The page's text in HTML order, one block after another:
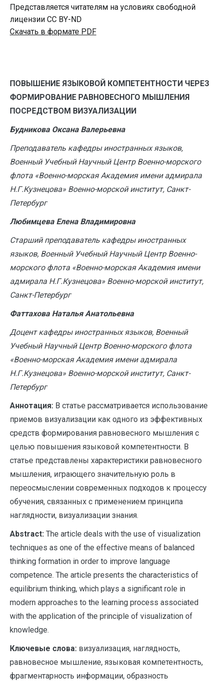
Представляется читателям на условиях свободной
лицензии CC BY-ND
Скачать в формате PDF
ПОВЫШЕНИЕ ЯЗЫКОВОЙ КОМПЕТЕНТНОСТИ ЧЕРЕЗ
ФОРМИРОВАНИЕ РАВНОВЕСНОГО МЫШЛЕНИЯ
ПОСРЕДСТВОМ ВИЗУАЛИЗАЦИИ
Будникова Оксана Валерьевна
Преподаватель кафедры иностранных языков,
Военный Учебный Научный Центр Военно-морского
флота «Военно-морская Академия имени адмирала
Н.Г.Кузнецова» Военно-морской институт, Санкт-
Петербург
Любимцева Елена Владимировна
Старший преподаватель кафедры иностранных
языков, Военный Учебный Научный Центр Военно-
морского флота «Военно-морская Академия имени
адмирала Н.Г.Кузнецова» Военно-морской институт,
Санкт-Петербург
Фаттахова Наталья Анатольевна
Доцент кафедры иностранных языков, Военный
Учебный Научный Центр Военно-морского флота
«Военно-морская Академия имени адмирала
Н.Г.Кузнецова» Военно-морской институт, Санкт-
Петербург
Аннотация: В статье рассматривается использование
приемов визуализации как одного из эффективных
средств формирования равновесного мышления с
целью повышения языковой компетентности. В
статье представлены характеристики равновесного
мышления, играющего значительную роль в
переосмыслении современных подходов к процессу
обучения, связанных с применением принципа
наглядности, визуализации знания.
Abstract: The article deals with the use of visualization
techniques as one of the effective means of balanced
thinking formation in order to improve language
competence. The article presents the characteristics of
equilibrium thinking, which plays a significant role in
modern approaches to the learning process associated
with the application of the principle of visualization of
knowledge.
Ключевые слова: визуализация, наглядность,
равновесное мышление, языковая компетентность,
фрагментарность информации, образность